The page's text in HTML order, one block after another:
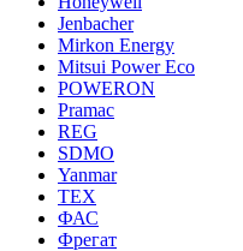
Jenbacher
Mirkon Energy
Mitsui Power Eco
POWERON
Pramac
REG
SDMO
Yanmar
ТЕХ
ФАС
Фрегат